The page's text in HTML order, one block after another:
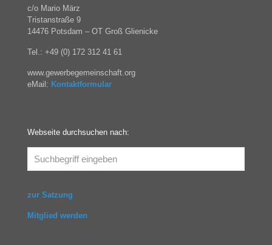
c/o Mario März
Tristanstraße 9
14476 Potsdam – OT Groß Glienicke
Tel.: +49 (0) 172 312 41 61
www.gewerbegemeinschaft.org
eMail: Kontaktformular
Webseite durchsuchen nach:
zur Satzung
Mitglied werden